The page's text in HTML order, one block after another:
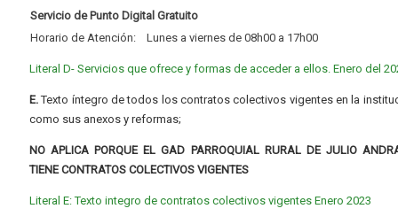
Servicio de Punto Digital Gratuito
Horario de Atención: Lunes a viernes de 08h00 a 17h00
Literal D- Servicios que ofrece y formas de acceder a ellos. Enero del
E.Texto íntegro de todos los contratos colectivos vigentes en la
como sus anexos y reformas;
NO APLICA PORQUE EL GAD PARROQUIAL RURAL DE JULIO
TIENE CONTRATOS COLECTIVOS VIGENTES
Literal E: Texto integro de contratos colectivos vigentes Enero 2023